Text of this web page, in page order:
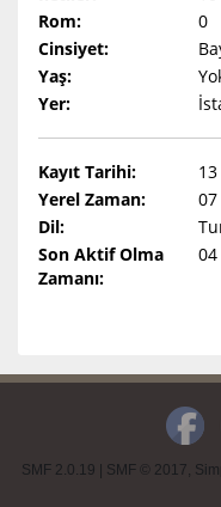
Rom:
0
Cinsiyet:
Yaş:
Yer:
Kayıt Tarihi:
Yerel Zaman:
Dil:
Son Aktif Olma
Zamanı:
SMF 2.0.19 SMF © 2017,